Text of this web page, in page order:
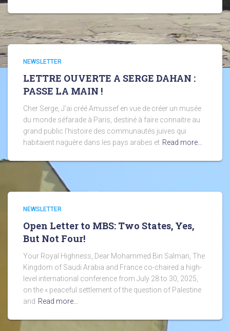
NEWSLETTER
LETTRE OUVERTE A SERGE DAHAN :
PASSE LA MAIN !
Cher Serge, J’ai créé Amussef en vue de créer un musée
du monde séfarade à Paris, destiné à faire connaitre au
grand public l’histoire des communautés juives qui
habitaient naguère dans les pays arabes et Read more…
NEWSLETTER
Open Letter to MBS: Two States, Yes,
But Not Four!
Your Royal Highness, Dear Mohammed Bin Salman, The
Kingdom of Saudi Arabia and France co-chaired a high-
level international conference from July 28 to 30, 2025,
on the « peaceful settlement of the question of Palestine
and Read more…